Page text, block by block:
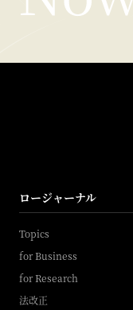
ロージャーナル
Topics
for Business
for Research
法改正